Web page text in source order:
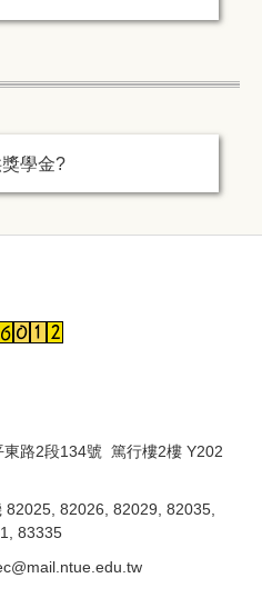
學金?
路2段134號 篤行樓2樓 Y202
82026, 82029, 82035,
83335